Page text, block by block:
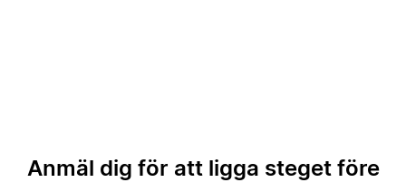
Anmäl dig för att ligga steget före